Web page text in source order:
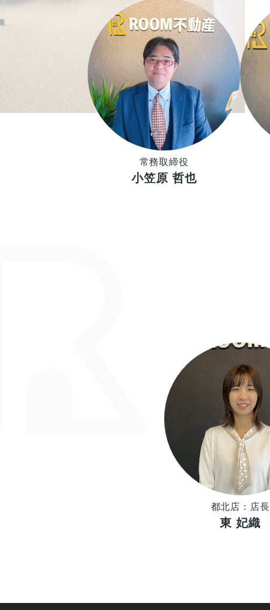
常務取締役
小笠原 哲也
都北店：店長
東 妃織